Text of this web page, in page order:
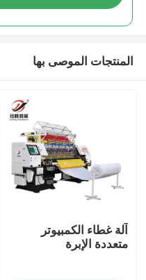
المنتجات الموصى بها
آلة غطاء الكمبيوتر
متعددة الإبرة